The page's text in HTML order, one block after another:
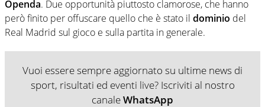
Openda. Due opportunità piuttosto clamorose, che hanno
però finito per offuscare quello che è stato il dominio del
Real Madrid sul gioco e sulla partita in generale.
Vuoi essere sempre aggiornato su ultime news di
sport, risultati ed eventi live? Iscriviti al nostro
canaleWhatsApp